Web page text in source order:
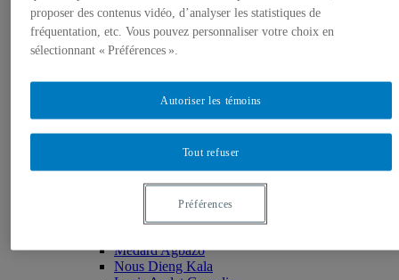
Rémi Bachand
Isaac Bazié
Jean-Jacques Bogui
Bonnie Campbell
Ibrahim Hamani
Oumar Kane
Marie Nathalie LeBlanc
Issiaka Mandé
Erika Nimis
Sid Soussi
Mark Purdon
Min Sun
Médard Agbazo
Nous Dieng Kala
proposer des contenus vidéo, d’analyser les statistiques de
fréquentation, etc. Vous pouvez personnaliser votre choix en
sélectionnant « Préférences ».
Tout refuser
Autoriser les témoins
Préférences